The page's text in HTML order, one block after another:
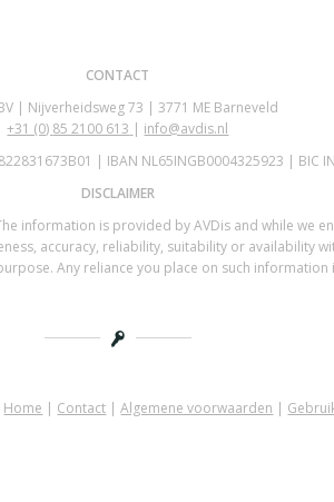
CONTACT
| Nijverheidsweg 73 | 3771 ME Barneveld
+31 (0) 85 2100 613 | info@avdis.nl
| IBAN NL65INGB0004325923 | BIC
DISCLAIMER
information is provided by AVDis and while we
accuracy, reliability, suitability or availability
Any reliance you place on such
Home | Contact |Algemene voorwaarden |